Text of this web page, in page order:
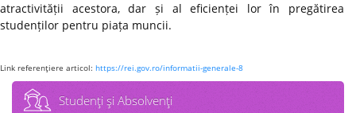
atractivității acestora, dar și al eficienței lor în pregătirea
studenților pentru piața muncii.
Link referenţiere articol: https://rei.gov.ro/informatii-generale-8
Studenţi şi Absolvenţi